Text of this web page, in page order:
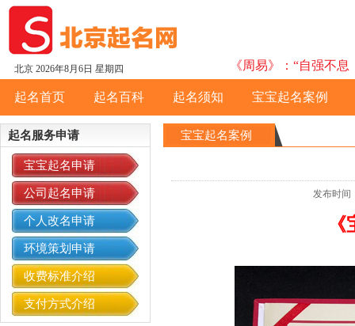
北京 2026年8月6日 星期四 《周易》：“自强不
起名首页 起名百科 起名须知 宝宝起名案例
起名服务申请
宝宝起名申请
公司起名申请
个人改名申请
环境策划申请
收费标准介绍
支付方式介绍
宝宝起名案例
发布时间